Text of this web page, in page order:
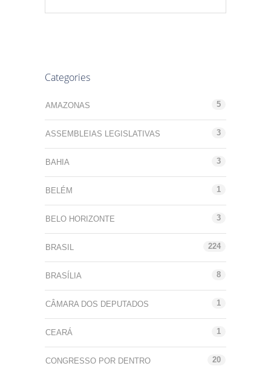
Categories
AMAZONAS 5
ASSEMBLEIAS LEGISLATIVAS 3
BAHIA 3
BELÉM 1
BELO HORIZONTE 3
BRASIL 224
BRASÍLIA 8
CÂMARA DOS DEPUTADOS 1
CEARÁ 1
CONGRESSO POR DENTRO 20